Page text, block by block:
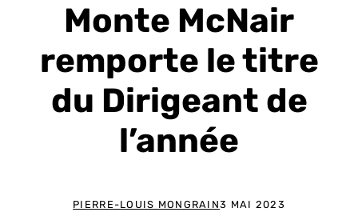
Monte McNair
remporte le titre
du Dirigeant de
l’année
PIERRE-LOUIS MONGRAIN3 MAI 2023